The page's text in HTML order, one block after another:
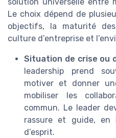
solution universelle entre
Le choix dépend de
objectifs, la maturité
culture d’entreprise et
Situation de crise ou
leadership prend
motiver et donner
mobiliser les
commun. Le leader
rassure et guide,
d’esprit.